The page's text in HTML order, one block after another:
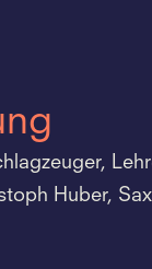
Huber,